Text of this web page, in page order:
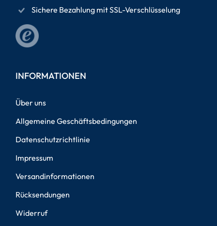
Sichere Bezahlung mit SSL-Verschlüsselung
INFORMATIONEN
Über uns
Allgemeine Geschäftsbedingungen
Datenschutzrichtlinie
Impressum
Versandinformationen
Rücksendungen
Widerruf